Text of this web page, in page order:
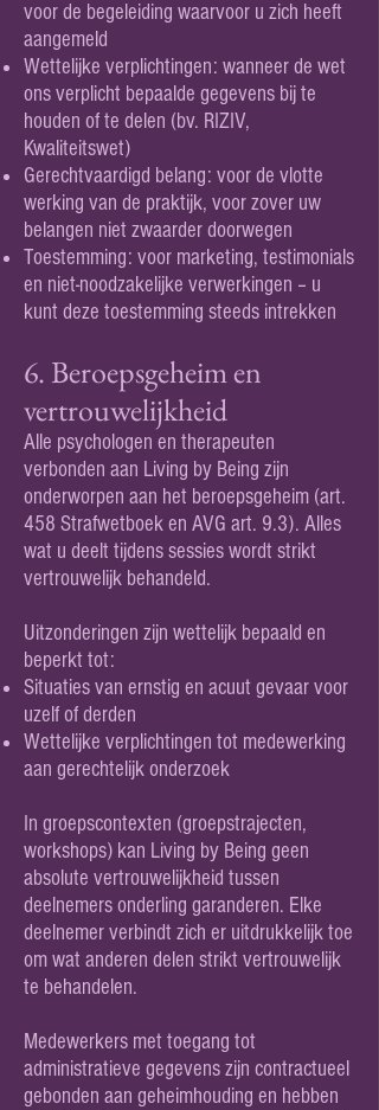
voor de begeleiding waarvoor u zich heeft
aangemeld
Wettelijke verplichtingen: wanneer de wet
ons verplicht bepaalde gegevens bij te
houden of te delen (bv. RIZIV,
Kwaliteitswet)
Gerechtvaardigd belang: voor de vlotte
werking van de praktijk, voor zover uw
belangen niet zwaarder doorwegen
Toestemming: voor marketing, testimonials
en niet-noodzakelijke verwerkingen – u
kunt deze toestemming steeds intrekken
6. Beroepsgeheim en
vertrouwelijkheid
Alle psychologen en therapeuten
verbonden aan Living by Being zijn
onderworpen aan het beroepsgeheim (art.
458 Strafwetboek en AVG art. 9.3). Alles
wat u deelt tijdens sessies wordt strikt
vertrouwelijk behandeld.
Uitzonderingen zijn wettelijk bepaald en
beperkt tot:
Situaties van ernstig en acuut gevaar voor
uzelf of derden
Wettelijke verplichtingen tot medewerking
aan gerechtelijk onderzoek
In groepscontexten (groepstrajecten,
workshops) kan Living by Being geen
absolute vertrouwelijkheid tussen
deelnemers onderling garanderen. Elke
deelnemer verbindt zich er uitdrukkelijk toe
om wat anderen delen strikt vertrouwelijk
te behandelen.
Medewerkers met toegang tot
administratieve gegevens zijn contractueel
gebonden aan geheimhouding en hebben